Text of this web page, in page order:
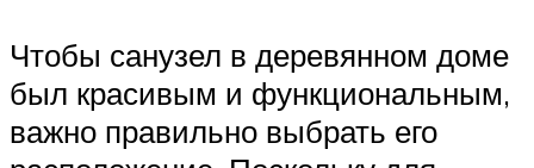
Чтобы санузел в деревянном доме
был красивым и функциональным,
важно правильно выбрать его